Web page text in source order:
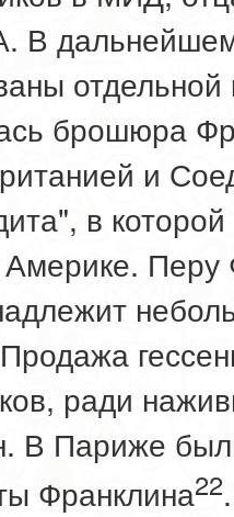
В
брошюра
и
в
Америке.
ради
В Париже
Франклина22.